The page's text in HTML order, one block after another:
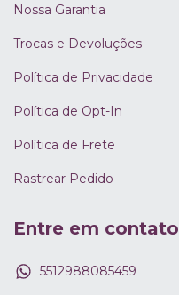
Nossa Garantia
Trocas e Devoluções
Política de Privacidade
Política de Opt-In
Política de Frete
Rastrear Pedido
Entre em contato
5512988085459